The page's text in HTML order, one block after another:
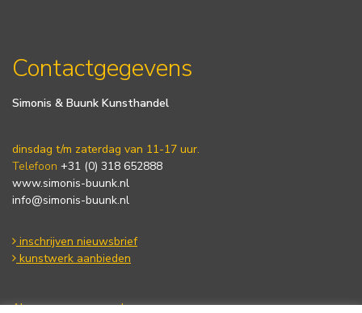
Contactgegevens
Simonis & Buunk Kunsthandel
dinsdag t/m zaterdag van 11-17 uur.
Telefoon +31 (0) 318 652888
www.simonis-buunk.nl
info@simonis-buunk.nl
inschrijven nieuwsbrief
kunstwerk aanbieden
Algemene voorwaarden